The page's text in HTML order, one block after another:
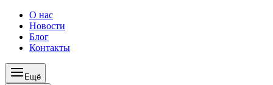
О нас
Новости
Блог
Контакты
Ещё